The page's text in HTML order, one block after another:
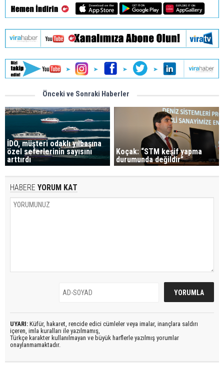
Önceki ve Sonraki Haberler
İDO, müşteri odaklı yılbaşına
özel seferlerinin sayısını
arttırdı
Koçak: “STM keşif yapma
durumunda değildir”
HABERE YORUM KAT
UYARI: Küfür, hakaret, rencide edici cümleler veya imalar, inançlara saldırı
içeren, imla kuralları ile yazılmamış,
Türkçe karakter kullanılmayan ve büyük harflerle yazılmış yorumlar
onaylanmamaktadır.